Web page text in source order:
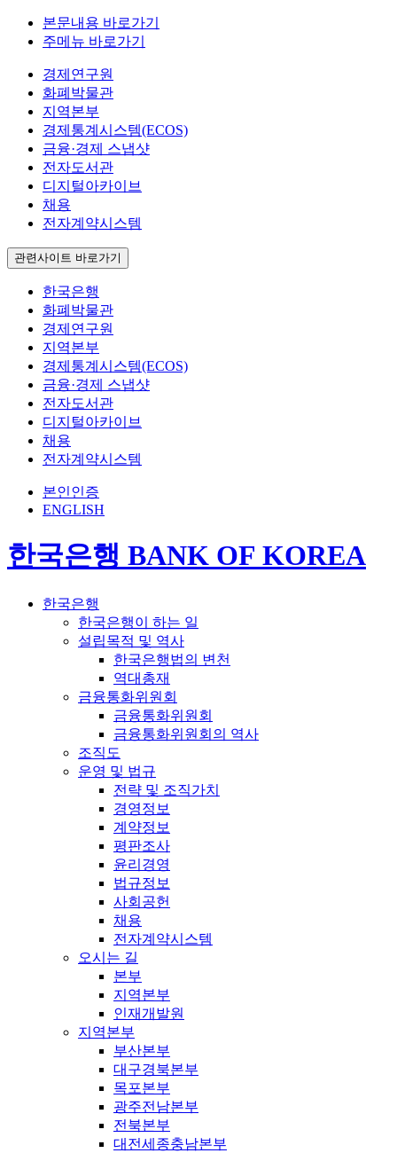
본문내용 바로가기
주메뉴 바로가기
경제연구원
화폐박물관
지역본부
경제통계시스템(ECOS)
금융·경제 스냅샷
전자도서관
디지털아카이브
채용
전자계약시스템
관련사이트 바로가기
한국은행
화폐박물관
경제연구원
지역본부
경제통계시스템(ECOS)
금융·경제 스냅샷
전자도서관
디지털아카이브
채용
전자계약시스템
본인인증
ENGLISH
한국은행 BANK OF KOREA
한국은행
한국은행이 하는 일
설립목적 및 역사
한국은행법의 변천
역대총재
금융통화위원회
금융통화위원회
금융통화위원회의 역사
조직도
운영 및 법규
전략 및 조직가치
경영정보
계약정보
평판조사
윤리경영
법규정보
사회공헌
채용
전자계약시스템
오시는 길
본부
지역본부
인재개발원
지역본부
부산본부
대구경북본부
목포본부
광주전남본부
전북본부
대전세종충남본부